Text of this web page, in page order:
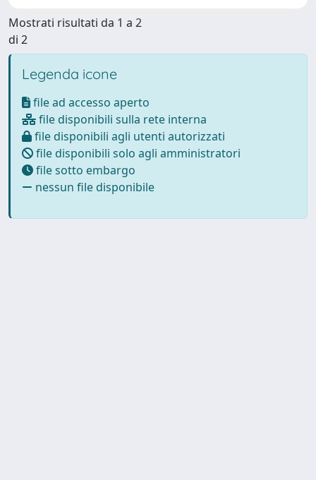
Mostrati risultati da 1 a 2
di 2
Legenda icone
file ad accesso aperto
file disponibili sulla rete interna
file disponibili agli utenti autorizzati
file disponibili solo agli amministratori
file sotto embargo
nessun file disponibile